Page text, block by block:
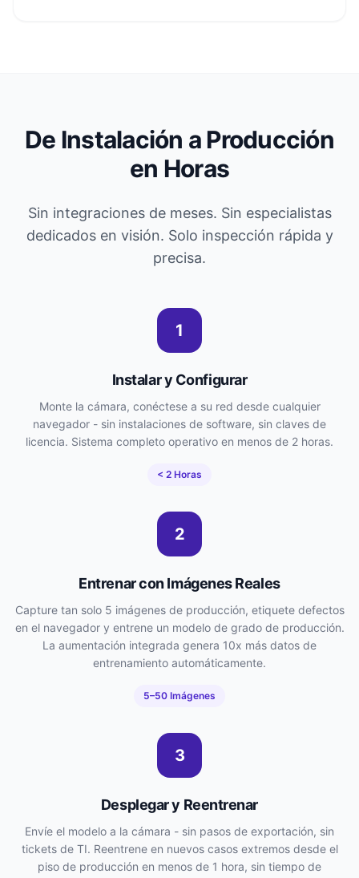
De Instalación a Producción
en Horas
Sin integraciones de meses. Sin especialistas
dedicados en visión. Solo inspección rápida y
precisa.
1
Instalar y Configurar
Monte la cámara, conéctese a su red desde cualquier
navegador - sin instalaciones de software, sin claves de
licencia. Sistema completo operativo en menos de 2 horas.
< 2 Horas
2
Entrenar con Imágenes Reales
Capture tan solo 5 imágenes de producción, etiquete defectos
en el navegador y entrene un modelo de grado de producción.
La aumentación integrada genera 10x más datos de
entrenamiento automáticamente.
5–50 Imágenes
3
Desplegar y Reentrenar
Envíe el modelo a la cámara - sin pasos de exportación, sin
tickets de TI. Reentrene en nuevos casos extremos desde el
piso de producción en menos de 1 hora, sin tiempo de